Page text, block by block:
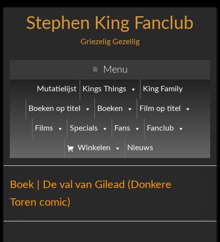
Stephen King Fanclub
Griezelig Gezellig
Menu
Mutatielijst Kings Things King Family
Boeken op titel Boeken Film op titel
Films Specials Fans Fanclub
Winkelen Nieuws
Boek | De val van Gilead (Donkere
Toren comic)